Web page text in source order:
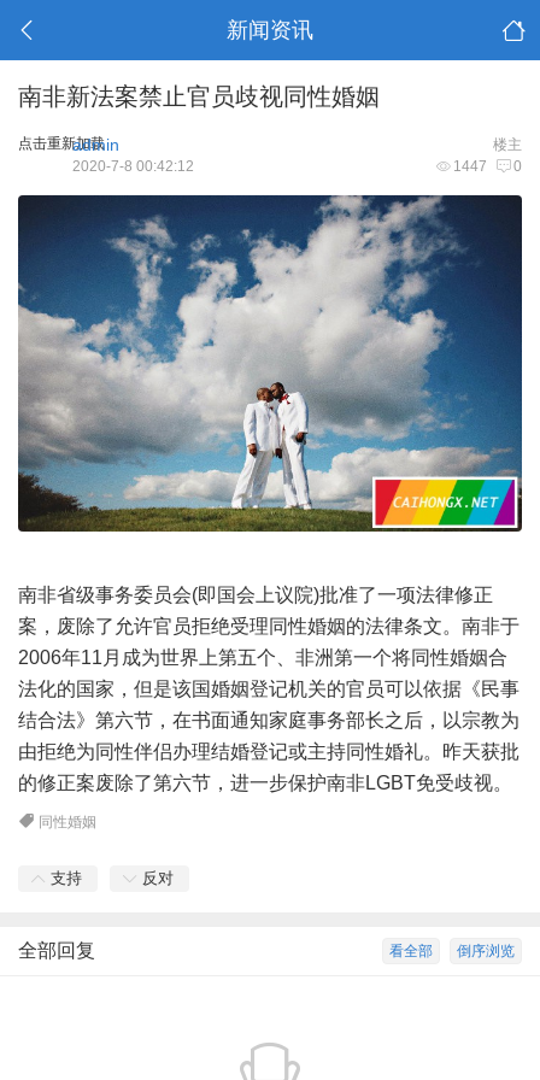
新闻资讯
南非新法案禁止官员歧视同性婚姻
点击重新加载 楼主
admin
1447 0
2020-7-8 00:42:12
南非省级事务委员会(即国会上议院)批准了一项法律修正
案，废除了允许官员拒绝受理同性婚姻的法律条文。南非于
2006年11月成为世界上第五个、非洲第一个将同性婚姻合
法化的国家，但是该国婚姻登记机关的官员可以依据《民事
结合法》第六节，在书面通知家庭事务部长之后，以宗教为
由拒绝为同性伴侣办理结婚登记或主持同性婚礼。昨天获批
的修正案废除了第六节，进一步保护南非LGBT免受歧视。
同性婚姻
支持 反对
倒序浏览
看全部
全部回复